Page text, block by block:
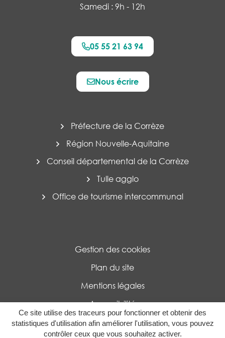
Ce site utilise des traceurs pour fonctionner et obtenir des
statistiques d'utilisation afin améliorer l'utilisation, vous pouvez
contrôler ceux que vous souhaitez activer.
Samedi : 9h - 12h
05 55 21 63 94
Nous écrire
Préfecture de la Corrèze
Région Nouvelle-Aquitaine
Conseil départemental de la Corrèze
Tulle agglo
Office de tourisme intercommunal
Gestion des cookies
Plan du site
Mentions légales
Accessibilité
Politique de confidentialité